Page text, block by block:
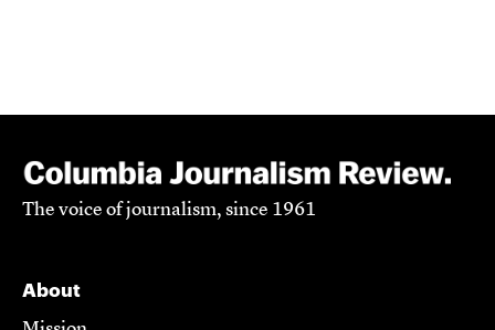
The voice of journalism, since 1961
About